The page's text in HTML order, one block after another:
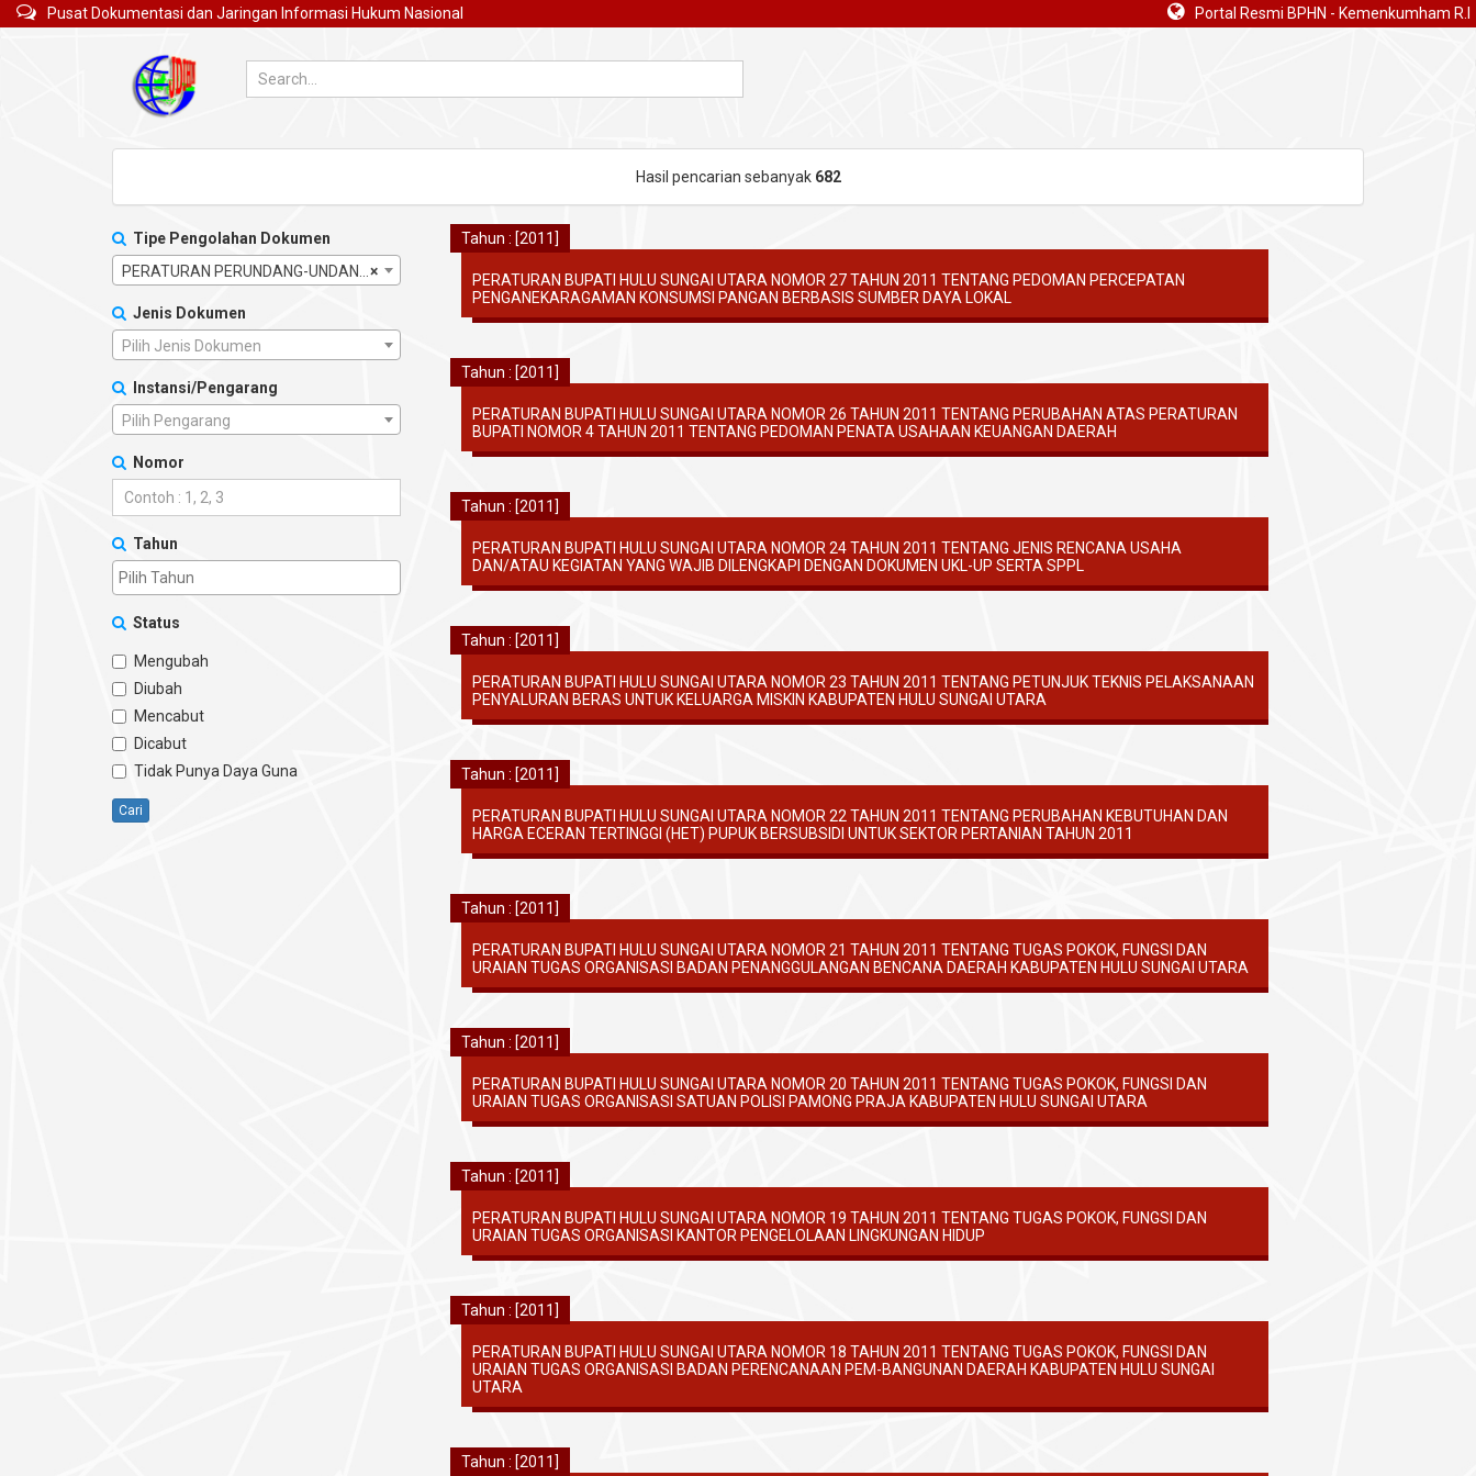
Pusat Dokumentasi dan Jaringan Informasi Hukum Nasional Portal Resmi BPHN - Kemenkumham R.I
Hasil pencarian sebanyak 682
Tipe Pengolahan Dokumen
×
PERATURAN PERUNDANG-UNDANGAN
Jenis Dokumen
Pilih Jenis Dokumen
Instansi/Pengarang
Pilih Pengarang
Nomor
Tahun
Status
Mengubah
Diubah
Mencabut
Dicabut
Tidak Punya Daya Guna
Cari
Tahun : [2011]
PERATURAN BUPATI HULU SUNGAI UTARA NOMOR 27 TAHUN 2011 TENTANG PEDOMAN PERCEPATAN
PENGANEKARAGAMAN KONSUMSI PANGAN BERBASIS SUMBER DAYA LOKAL
Tahun : [2011]
PERATURAN BUPATI HULU SUNGAI UTARA NOMOR 26 TAHUN 2011 TENTANG PERUBAHAN ATAS PERATURAN
BUPATI NOMOR 4 TAHUN 2011 TENTANG PEDOMAN PENATA USAHAAN KEUANGAN DAERAH
Tahun : [2011]
PERATURAN BUPATI HULU SUNGAI UTARA NOMOR 24 TAHUN 2011 TENTANG JENIS RENCANA USAHA
DAN/ATAU KEGIATAN YANG WAJIB DILENGKAPI DENGAN DOKUMEN UKL-UP SERTA SPPL
Tahun : [2011]
PERATURAN BUPATI HULU SUNGAI UTARA NOMOR 23 TAHUN 2011 TENTANG PETUNJUK TEKNIS PELAKSANAAN
PENYALURAN BERAS UNTUK KELUARGA MISKIN KABUPATEN HULU SUNGAI UTARA
Tahun : [2011]
PERATURAN BUPATI HULU SUNGAI UTARA NOMOR 22 TAHUN 2011 TENTANG PERUBAHAN KEBUTUHAN DAN
HARGA ECERAN TERTINGGI (HET) PUPUK BERSUBSIDI UNTUK SEKTOR PERTANIAN TAHUN 2011
Tahun : [2011]
PERATURAN BUPATI HULU SUNGAI UTARA NOMOR 21 TAHUN 2011 TENTANG TUGAS POKOK, FUNGSI DAN
URAIAN TUGAS ORGANISASI BADAN PENANGGULANGAN BENCANA DAERAH KABUPATEN HULU SUNGAI UTARA
Tahun : [2011]
PERATURAN BUPATI HULU SUNGAI UTARA NOMOR 20 TAHUN 2011 TENTANG TUGAS POKOK, FUNGSI DAN
URAIAN TUGAS ORGANISASI SATUAN POLISI PAMONG PRAJA KABUPATEN HULU SUNGAI UTARA
Tahun : [2011]
PERATURAN BUPATI HULU SUNGAI UTARA NOMOR 19 TAHUN 2011 TENTANG TUGAS POKOK, FUNGSI DAN
URAIAN TUGAS ORGANISASI KANTOR PENGELOLAAN LINGKUNGAN HIDUP
Tahun : [2011]
PERATURAN BUPATI HULU SUNGAI UTARA NOMOR 18 TAHUN 2011 TENTANG TUGAS POKOK, FUNGSI DAN
URAIAN TUGAS ORGANISASI BADAN PERENCANAAN PEM-BANGUNAN DAERAH KABUPATEN HULU SUNGAI
UTARA
Tahun : [2011]